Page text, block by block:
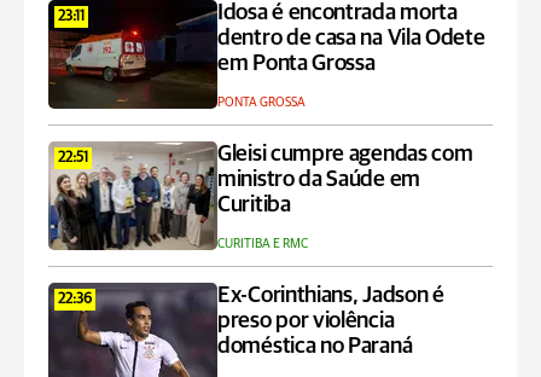
23:11
Idosa é encontrada morta
dentro de casa na Vila Odete
em Ponta Grossa
PONTA GROSSA
22:51
Gleisi cumpre agendas com
ministro da Saúde em
Curitiba
CURITIBA E RMC
22:36
Ex-Corinthians, Jadson é
preso por violência
doméstica no Paraná